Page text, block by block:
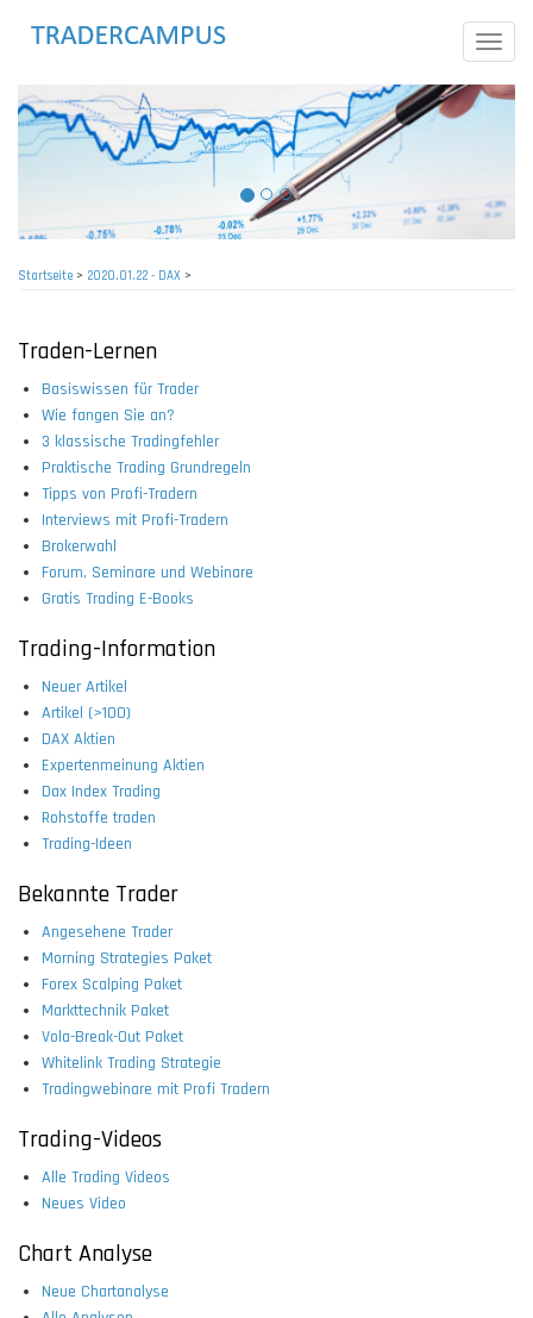
Toggle
Startseite> 2020.01.22 - DAX >
Traden-Lernen
Basiswissen für Trader
Wie fangen Sie an?
3 klassische Tradingfehler
Praktische Trading Grundregeln
Tipps von Profi-Tradern
Interviews mit Profi-Tradern
Brokerwahl
Forum, Seminare und Webinare
Gratis Trading E-Books
Trading-Information
Neuer Artikel
Artikel (>100)
DAX Aktien
Expertenmeinung Aktien
Dax Index Trading
Rohstoffe traden
Trading-Ideen
Bekannte Trader
Angesehene Trader
Morning Strategies Paket
Forex Scalping Paket
Markttechnik Paket
Vola-Break-Out Paket
Whitelink Trading Strategie
Tradingwebinare mit Profi Tradern
Trading-Videos
Alle Trading Videos
Neues Video
Chart Analyse
Neue Chartanalyse